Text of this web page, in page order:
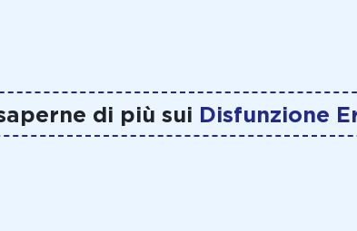
di più sui Disfunzione